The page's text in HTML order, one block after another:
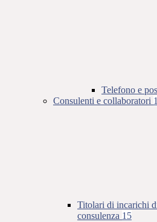
Telefono e
Consulenti e collaboratori
Titolari di incarichi
consulenza 15